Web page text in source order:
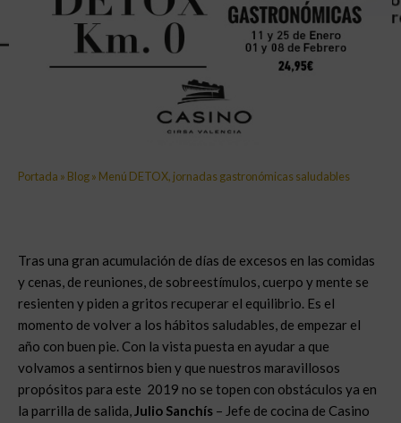
Portada » Blog» Menú DETOX, jornadas gastronómicas saludables
Tras una gran acumulación de días de excesos en las comidas
y cenas, de reuniones, de sobreestímulos, cuerpo y mente se
resienten y piden a gritos recuperar el equilibrio. Es el
momento de volver a los hábitos saludables, de empezar el
año con buen pie. Con la vista puesta en ayudar a que
volvamos a sentirnos bien y que nuestros maravillosos
propósitos para este 2019 no se topen con obstáculos ya en
la parrilla de salida,Julio Sanchís – Jefe de cocina de Casino